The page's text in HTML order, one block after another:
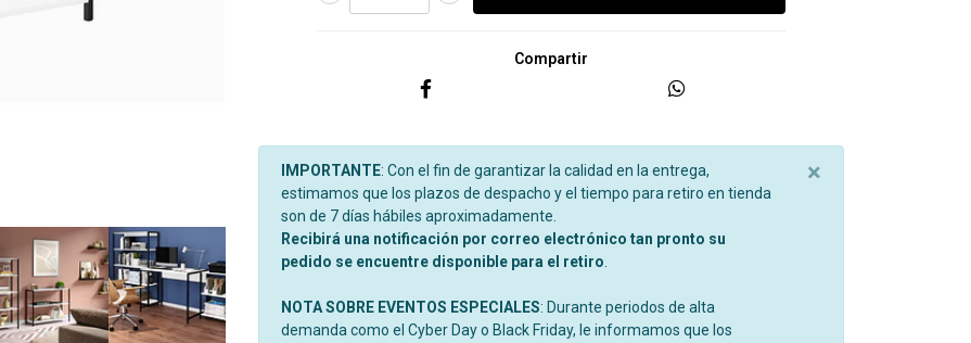
Compartir
IMPORTANTE: Con el fin de garantizar la calidad en la entrega,
estimamos que los plazos de despacho y el tiempo para retiro en tienda
son de 7 días hábiles aproximadamente.
Recibirá una notificación por correo electrónico tan pronto su
pedido se encuentre disponible para el retiro
NOTA SOBRE EVENTOS ESPECIALES: Durante periodos de alta
demanda como el Cyber Day o Black Friday, le informamos que los
×